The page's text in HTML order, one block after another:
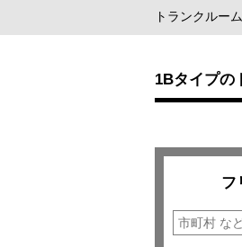
トランクルー
1Bタイプの
フ